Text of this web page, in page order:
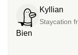
Kyllian
Staycation
Bien